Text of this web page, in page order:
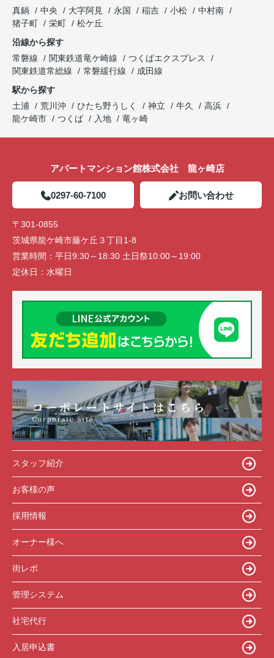
真鍋
中央 大字阿見 永国 稲吉 小松
中村南
猪子町
栄町
松ケ丘
沿線から探す
常磐線
関東鉄道竜ケ崎線
つくばエクスプレス
関東鉄道常総線
常磐緩行線
成田線
駅から探す
土浦
荒川沖 ひたち野うしく 神立 牛久
高浜
龍ケ崎市
つくば 入地 竜ヶ崎
アパートマンション館株式会社 龍ヶ崎店
0297-60-7100 お問い合わせ
〒301-0855
茨城県龍ケ崎市藤ケ丘３丁目1-8
営業時間： 平日9:30～18:30 土日祭10:00～19:00
定休日： 水曜日
スタッフ紹介
お客様の声
採用情報
オーナー様へ
街レポ
管理システム
社宅代行
入居申込書